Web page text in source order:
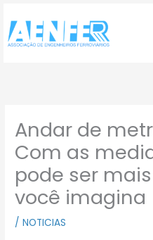
para
conteúdo
Andar de
Com as
pode ser
você imagina
/NOTICIAS